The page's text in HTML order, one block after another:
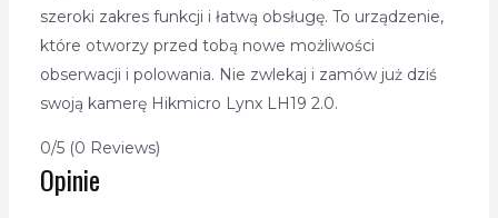
szeroki zakres funkcji i łatwą obsługę. To urządzenie,
które otworzy przed tobą nowe możliwości
obserwacji i polowania. Nie zwlekaj i zamów już dziś
swoją kamerę Hikmicro Lynx LH19 2.0.
0/5 (0 Reviews)
Opinie